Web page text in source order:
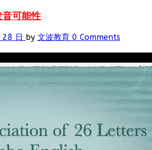
可能性
日 by 文波教育 0 Comments